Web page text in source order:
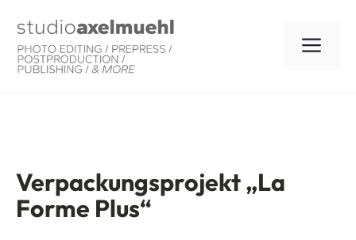
Inhalt
springen
Verpackungsprojekt „La
Forme Plus“